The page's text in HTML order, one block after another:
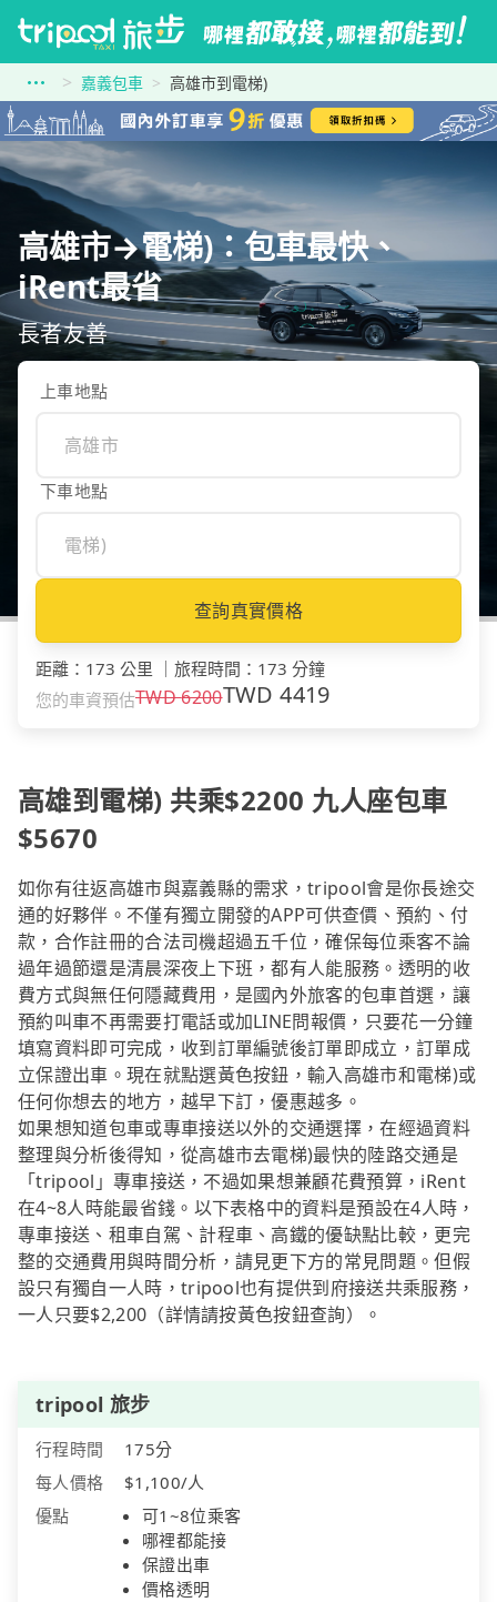
嘉義包車 高雄市到電梯)
高雄市→電梯)：包車最快、
iRent最省
長者友善
上車地點
下車地點
查詢真實價格
距離 ： 173 公里 旅程時間 ： 173 分鐘
您的車資預估TWD6200TWD4419
高雄到電梯) 共乘$2200 九人座包車
$5670
如你有往返高雄市與嘉義縣的需求，tripool會是你長途交
通的好夥伴。不僅有獨立開發的APP可供查價、預約、付
款，合作註冊的合法司機超過五千位，確保每位乘客不論
過年過節還是清晨深夜上下班，都有人能服務。透明的收
費方式與無任何隱藏費用，是國內外旅客的包車首選，讓
預約叫車不再需要打電話或加LINE問報價，只要花一分鐘
填寫資料即可完成，收到訂單編號後訂單即成立，訂單成
立保證出車。現在就點選黃色按鈕，輸入高雄市和電梯)或
任何你想去的地方，越早下訂，優惠越多。
如果想知道包車或專車接送以外的交通選擇，在經過資料
整理與分析後得知，從高雄市去電梯)最快的陸路交通是
「tripool」專車接送，不過如果想兼顧花費預算，iRent
在4~8人時能最省錢。以下表格中的資料是預設在4人時，
專車接送、租車自駕、計程車、高鐵的優缺點比較，更完
整的交通費用與時間分析，請見更下方的常見問題。但假
設只有獨自一人時，tripool也有提供到府接送共乘服務，
一人只要$2,200（詳情請按黃色按鈕查詢）。
tripool 旅步
行程時間
175分
每人價格
$1,100/人
優點
可1~8位乘客
哪裡都能接
保證出車
價格透明